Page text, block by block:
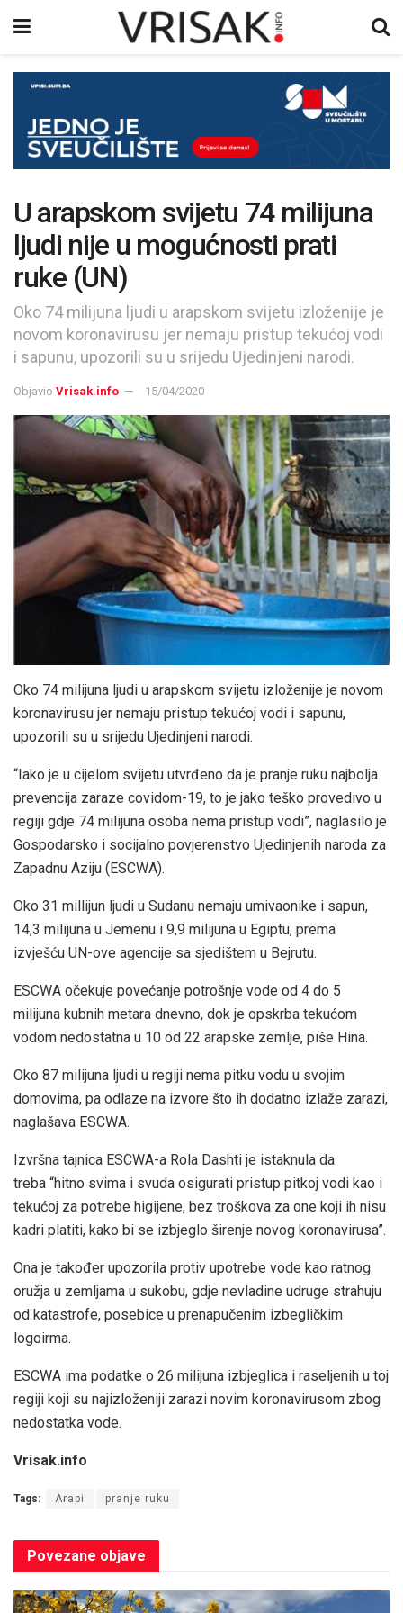
U arapskom svijetu 74 milijuna
ljudi nije u mogućnosti prati
ruke (UN)
Oko 74 milijuna ljudi u arapskom svijetu izloženije je
novom koronavirusu jer nemaju pristup tekućoj vodi
i sapunu, upozorili su u srijedu Ujedinjeni narodi.
Objavio Vrisak.info 15/04/2020
Oko 74 milijuna ljudi u arapskom svijetu izloženije je novom
koronavirusu jer nemaju pristup tekućoj vodi i sapunu,
upozorili su u srijedu Ujedinjeni narodi.
“Iako je u cijelom svijetu utvrđeno da je pranje ruku najbolja
prevencija zaraze covidom-19, to je jako teško provedivo u
regiji gdje 74 milijuna osoba nema pristup vodi”, naglasilo je
Gospodarsko i socijalno povjerenstvo Ujedinjenih naroda za
Zapadnu Aziju (ESCWA).
Oko 31 millijun ljudi u Sudanu nemaju umivaonike i sapun,
14,3 milijuna u Jemenu i 9,9 milijuna u Egiptu, prema
izvješću UN-ove agencije sa sjedištem u Bejrutu.
ESCWA očekuje povećanje potrošnje vode od 4 do 5
milijuna kubnih metara dnevno, dok je opskrba tekućom
vodom nedostatna u 10 od 22 arapske zemlje, piše Hina.
Oko 87 milijuna ljudi u regiji nema pitku vodu u svojim
domovima, pa odlaze na izvore što ih dodatno izlaže zarazi,
naglašava ESCWA.
Izvršna tajnica ESCWA-a Rola Dashti je istaknula da
treba “hitno svima i svuda osigurati pristup pitkoj vodi kao i
tekućoj za potrebe higijene, bez troškova za one koji ih nisu
kadri platiti, kako bi se izbjeglo širenje novog koronavirusa”.
Ona je također upozorila protiv upotrebe vode kao ratnog
oružja u zemljama u sukobu, gdje nevladine udruge strahuju
od katastrofe, posebice u prenapučenim izbegličkim
logoirma.
ESCWA ima podatke o 26 milijuna izbjeglica i raseljenih u toj
regiji koji su najizloženiji zarazi novim koronavirusom zbog
nedostatka vode.
Vrisak.info
Tags: Arapi pranje ruku
Povezane objave